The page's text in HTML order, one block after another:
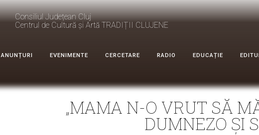
Consiliul Județean Cluj
Centrul de Cultură și Artă TRADIȚII CLUJENE
ANUNȚURI EVENIMENTE CERCETARE RADIO EDUCAȚIE
„MAMA N-O VRUT SĂ
DUMNEZO ȘI